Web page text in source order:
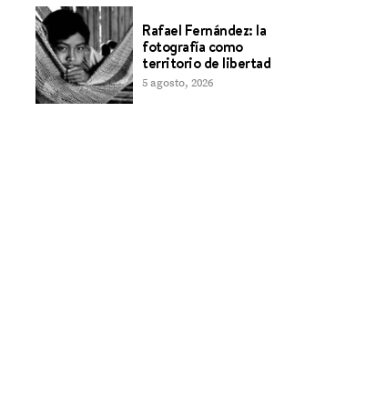
Rafael Fernández: la
fotografía como
territorio de libertad
5 agosto, 2026